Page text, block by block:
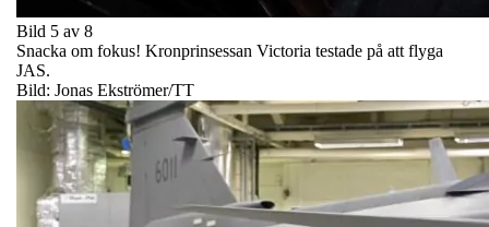
Bild 5 av 8
Snacka om fokus! Kronprinsessan Victoria testade på att flyga
JAS.
Bild: Jonas Ekströmer/TT